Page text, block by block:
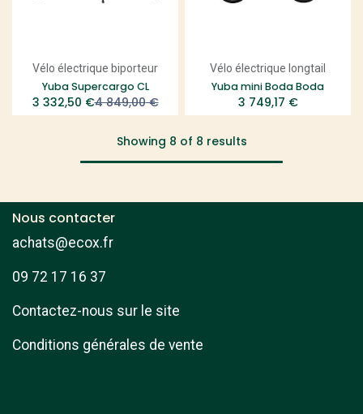
Vélo électrique biporteur
Yuba Supercargo CL
3 332,50 €4 849,00€
Vélo électrique longtail
Yuba mini Boda Boda
3 749,17 €
Showing 8 of 8 results
Nous contacter
achats@ecox.fr
09 72 17 16 37
Contactez-nous sur le site
Conditions générales de vente